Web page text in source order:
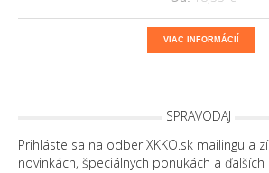
VIAC INFORMÁCIÍ
SPRAVODAJ
Prihláste sa na odber XKKO.sk mailingu a
novinkách, špeciálnych ponukách a